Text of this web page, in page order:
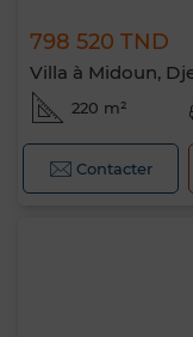
798 520 TND
Villa à Midoun,
220 m²
Contacter